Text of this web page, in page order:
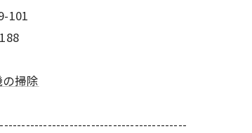
101
掃除